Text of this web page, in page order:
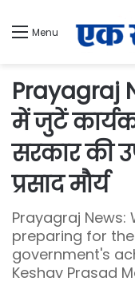
Menu
Prayagraj
में जुटें
सरकार की
प्रसाद मौर्य
Prayagraj
preparing for
government's
Keshav Prasad